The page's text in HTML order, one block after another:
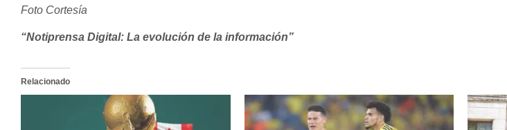
Foto Cortesía
“Notiprensa Digital: La evolución de la información”
Relacionado